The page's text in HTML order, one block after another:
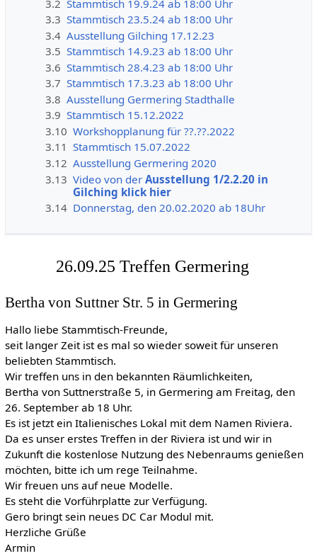
3.2 Stammtisch 19.9.24 ab 18:00 Uhr
3.3 Stammtisch 23.5.24 ab 18:00 Uhr
3.4 Ausstellung Gilching 17.12.23
3.5 Stammtisch 14.9.23 ab 18:00 Uhr
3.6 Stammtisch 28.4.23 ab 18:00 Uhr
3.7 Stammtisch 17.3.23 ab 18:00 Uhr
3.8 Ausstellung Germering Stadthalle
3.9 Stammtisch 15.12.2022
3.10 Workshopplanung für ??.??.2022
3.11 Stammtisch 15.07.2022
3.12 Ausstellung Germering 2020
3.13 Video von derAusstellung 1/2.2.20 in
Gilching klick hier
3.14 Donnerstag, den 20.02.2020 ab 18Uhr
26.09.25 Treffen Germering
Bertha von Suttner Str. 5 in Germering
Hallo liebe Stammtisch-Freunde,
seit langer Zeit ist es mal so wieder soweit für unseren
beliebten Stammtisch.
Wir treffen uns in den bekannten Räumlichkeiten,
Bertha von Suttnerstraße 5, in Germering am Freitag, den
26. September ab 18 Uhr.
Es ist jetzt ein Italienisches Lokal mit dem Namen Riviera.
Da es unser erstes Treffen in der Riviera ist und wir in
Zukunft die kostenlose Nutzung des Nebenraums genießen
möchten, bitte ich um rege Teilnahme.
Wir freuen uns auf neue Modelle.
Es steht die Vorführplatte zur Verfügung.
Gero bringt sein neues DC Car Modul mit.
Herzliche Grüße
Armin